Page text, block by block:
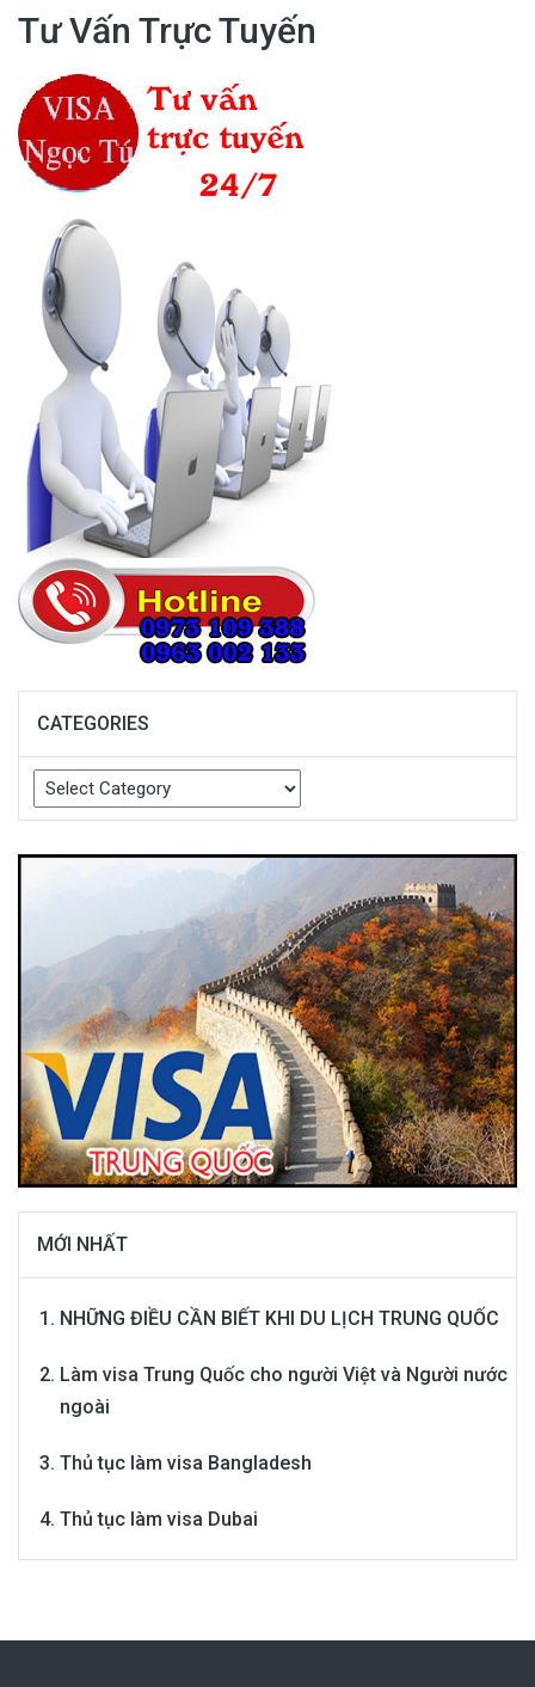
Tư Vấn Trực Tuyến
CATEGORIES
Categories
MỚI NHẤT
NHỮNG ĐIỀU CẦN BIẾT KHI DU LỊCH TRUNG QUỐC
Làm visa Trung Quốc cho người Việt và Người nước
ngoài
Thủ tục làm visa Bangladesh
Thủ tục làm visa Dubai